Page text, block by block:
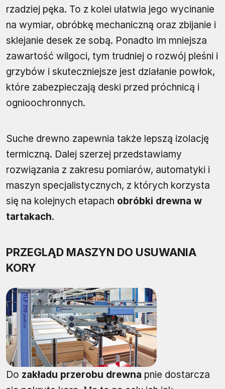
rzadziej pęka. To z kolei ułatwia jego wycinanie
na wymiar, obróbkę mechaniczną oraz zbijanie i
sklejanie desek ze sobą. Ponadto im mniejsza
zawartość wilgoci, tym trudniej o rozwój pleśni i
grzybów i skuteczniejsze jest działanie powłok,
które zabezpieczają deski przed próchnicą i
ognioochronnych.
Suche drewno zapewnia także lepszą izolację
termiczną. Dalej szerzej przedstawiamy
rozwiązania z zakresu pomiarów, automatyki i
maszyn specjalistycznych, z których korzysta
się na kolejnych etapach obróbki drewna w
tartakach.
PRZEGLĄD MASZYN DO USUWANIA
KORY
Do zakładu przerobu drewna pnie dostarcza